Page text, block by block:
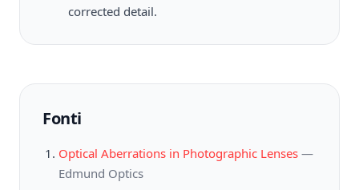
corrected detail.
Fonti
Optical Aberrations in Photographic Lenses —
Edmund Optics